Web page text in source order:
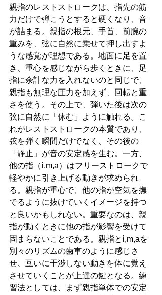
親指のレストストロークは、指先の筋
力だけで弾こうとすると硬くなり、音
が詰まる。親指の根元、手首、前腕の
重みを、弦に自然に乗せて押し出すよ
うな感覚が理想である。地面に足を置
き、重心を感じながら歩くときに、足
指に余計な力を入れないのと同じで、
親指も無理な圧力を加えず、回転と重
さを使う。その上で、弾いた後は次の
弦に自然に「休む」ように触れる。こ
れがレストストロークの本質であり、
弦を弾く瞬間だけでなく、その後の
「静止」が音の安定感を生む。一方、
他の指（i,m,a）はフリーストロークで
軽やかに引き上げる動きが求められ
る。親指が重心で、他の指が空気を撫
でるように抜けていくイメージを持つ
と良いかもしれない。重要なのは、親
指が動くときに他の指が影響を受けて
固まらないことである。親指とi,m,aを
別々のリズムの歯車のように感じさ
せ、互いに干渉しない動きを体に覚え
させていくことが上達の鍵となる。練
習法としては、まず親指単体での安定